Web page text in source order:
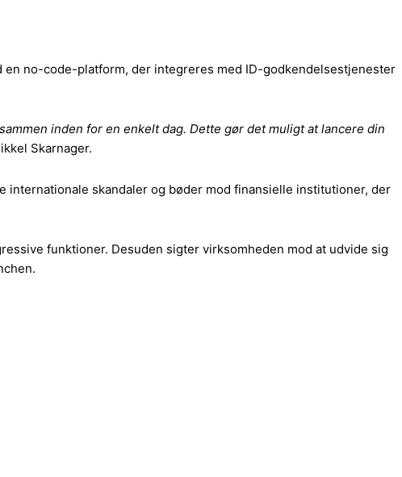
no-code-platform, der integreres med ID-godkendelsestjenester
inden for en enkelt dag. Dette gør det muligt at lancere din
Skarnager.
skandaler og bøder mod finansielle institutioner, der
funktioner. Desuden sigter virksomheden mod at udvide sig